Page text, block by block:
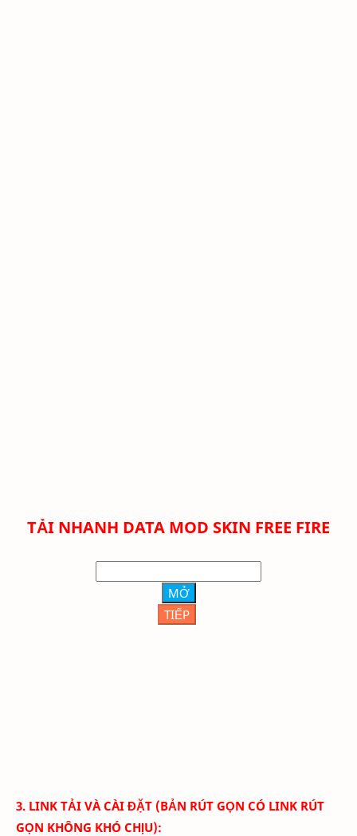
TẢI NHANH DATA MOD SKIN FREE FIRE
MỞ
TIẾP
3. LINK TẢI VÀ CÀI ĐẶT (BẢN RÚT GỌN CÓ LINK RÚT
GỌN KHÔNG KHÓ CHỊU):